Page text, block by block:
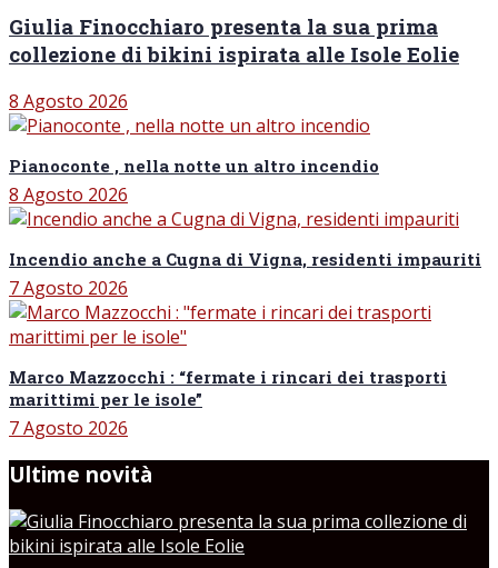
Giulia Finocchiaro presenta la sua prima
collezione di bikini ispirata alle Isole Eolie
8 Agosto 2026
Pianoconte , nella notte un altro incendio
8 Agosto 2026
Incendio anche a Cugna di Vigna, residenti impauriti
7 Agosto 2026
Marco Mazzocchi : “fermate i rincari dei trasporti
marittimi per le isole”
7 Agosto 2026
Ultime novità